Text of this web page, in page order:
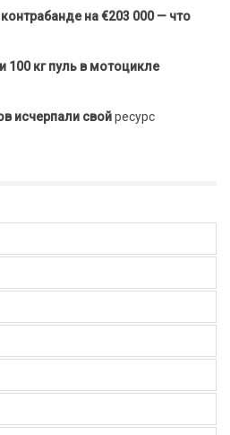
на €203 000 — что
кг пуль в мотоцикле
исчерпали свойресурс